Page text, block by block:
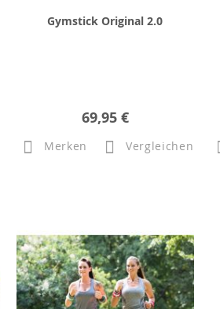
Gymstick Original 2.0
69,95 €
Merken Vergleichen